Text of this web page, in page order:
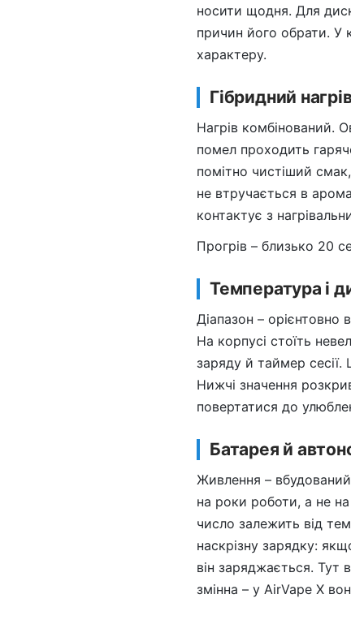
носити щодня. Для
причин його обрати. У
характеру.
Гібридний
Нагрів комбінований.
помел проходить
помітно чистіший
не втручається в
контактує з
Прогрів – близько 20
Температура і
Діапазон –
На корпусі стоїть
заряду й таймер сесії.
Нижчі значення
повертатися до
Батарея й
Живлення –
на роки роботи, а не
число залежить від
наскрізну зарядку:
він заряджається. Тут
змінна – у AirVape X